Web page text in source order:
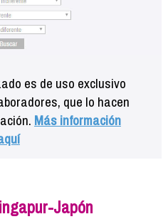
es de uso exclusivo
que lo hacen
Más información
Japón